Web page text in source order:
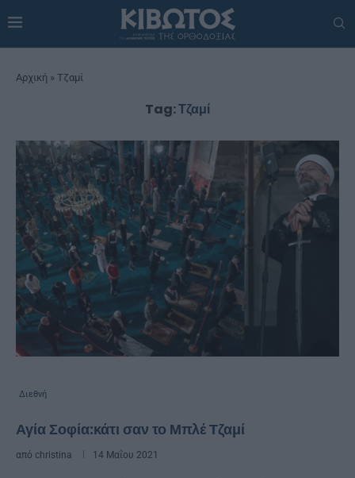
Αρχική » Τζαμί
Tag:Τζαμί
Διεθνή
Αγία Σοφία:κάτι σαν το Μπλέ Τζαμί
από christina 14 Μαΐου 2021